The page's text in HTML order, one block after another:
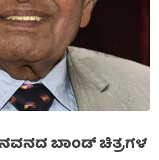
ಬಾಂಡ್ ಚಿತ್ರಗಳ